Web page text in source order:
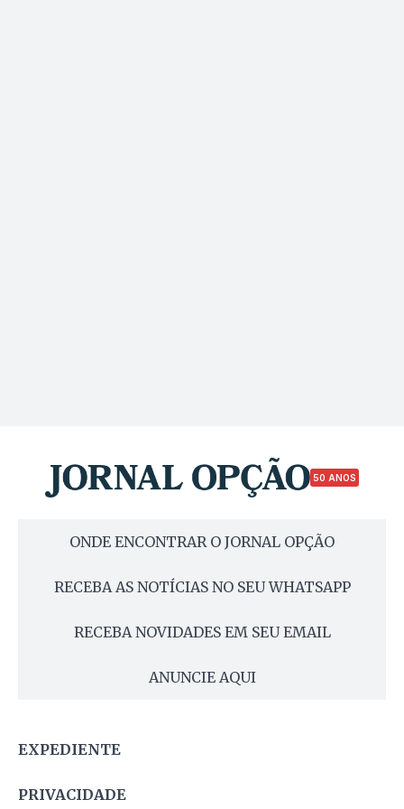
50 ANOS
ONDE ENCONTRAR O JORNAL OPÇÃO
RECEBA AS NOTÍCIAS NO SEU WHATSAPP
RECEBA NOVIDADES EM SEU EMAIL
ANUNCIE AQUI
EXPEDIENTE
PRIVACIDADE